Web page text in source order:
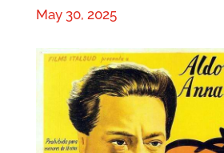
May 30, 2025